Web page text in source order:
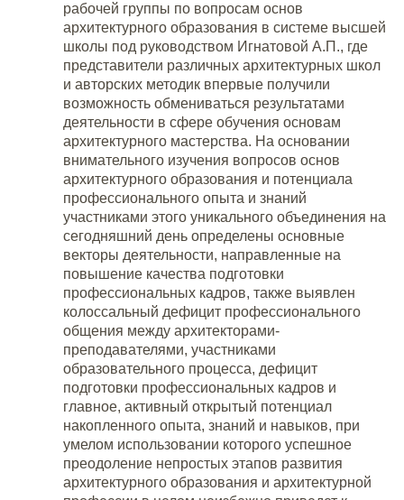
рабочей группы по вопросам основ
архитектурного образования в системе высшей
школы под руководством Игнатовой А.П., где
представители различных архитектурных школ
и авторских методик впервые получили
возможность обмениваться результатами
деятельности в сфере обучения основам
архитектурного мастерства. На основании
внимательного изучения вопросов основ
архитектурного образования и потенциала
профессионального опыта и знаний
участниками этого уникального объединения на
сегодняшний день определены основные
векторы деятельности, направленные на
повышение качества подготовки
профессиональных кадров, также выявлен
колоссальный дефицит профессионального
общения между архитекторами-
преподавателями, участниками
образовательного процесса, дефицит
подготовки профессиональных кадров и
главное, активный открытый потенциал
накопленного опыта, знаний и навыков, при
умелом использовании которого успешное
преодоление непростых этапов развития
архитектурного образования и архитектурной